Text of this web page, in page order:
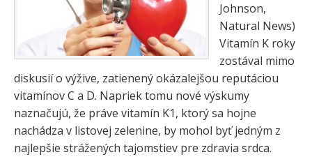
Johnson,
Natural News)
Vitamín K roky
zostával mimo
diskusií o výžive, zatienený okázalejšou reputáciou
vitamínov C a D. Napriek tomu nové výskumy
naznačujú, že práve vitamín K1, ktorý sa hojne
nachádza v listovej zelenine, by mohol byť jedným z
najlepšie strážených tajomstiev pre zdravia srdca.